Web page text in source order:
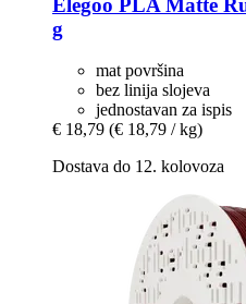
g
mat površina
bez linija slojeva
jednostavan za ispis
€ 18,79 (€ 18,79 / kg)
Dostava do 12. kolovoza